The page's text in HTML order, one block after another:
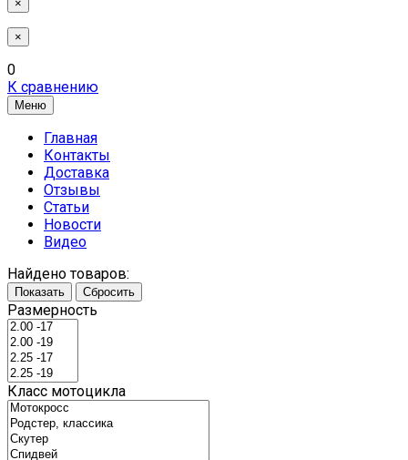
×
×
0
К сравнению
Меню
Главная
Контакты
Доставка
Отзывы
Статьи
Новости
Видео
Найдено товаров:
Показать Сбросить
Размерность
Класс мотоцикла